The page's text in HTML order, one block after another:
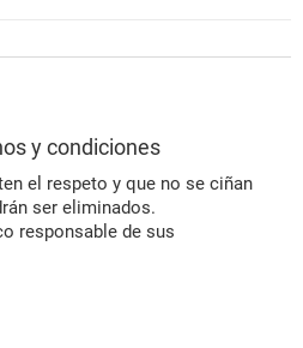
y condiciones
el respeto y que no se ciñan
ser eliminados.
responsable de sus